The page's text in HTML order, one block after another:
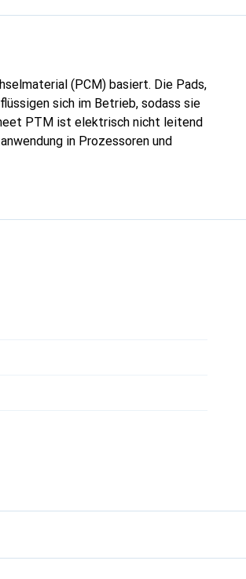
(PCM) basiert. Die Pads,
sich im Betrieb, sodass sie
PTM ist elektrisch nicht leitend
in Prozessoren und